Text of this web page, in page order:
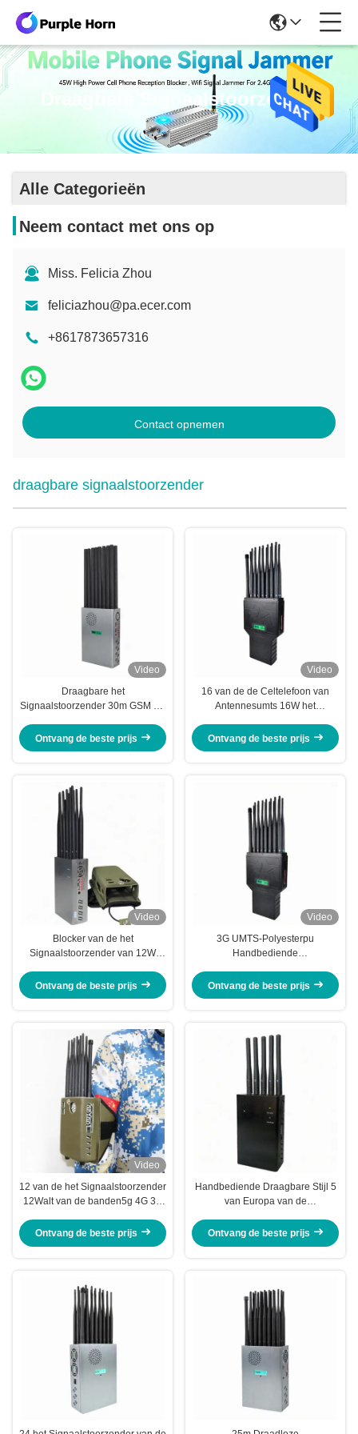
Draagbare Signaalstoorzender
Alle Categorieën
Neem contact met ons op
Miss. Felicia Zhou
feliciazhou@pa.ecer.com
+8617873657316
Contact opnemen
draagbare signaalstoorzender
Video
Draagbare het
Signaalstoorzender 30m GSM 3G
12000mAh
Ontvang de beste prijs
Video
16 van de de Celtelefoon van
Antennesumts 16W het
2.4G 5.8g
Ontvang de beste prijs
Video
Blocker van de het
Signaalstoorzender van 12W
Geval 2.5dbi voor 5G 4G 3G
Ontvang de beste prijs
Video
3G UMTS-Polyesterpu
Handbediende
WIFI 12W
Ontvang de beste prijs
Video
12 van de het Signaalstoorzender
12Walt van de banden5g 4G 3G
Blokkerende Waaier van 30meter
Ontvang de beste prijs
Handbediende Draagbare Stijl 5
van Europa van de
het Bandsignaal
Ontvang de beste prijs